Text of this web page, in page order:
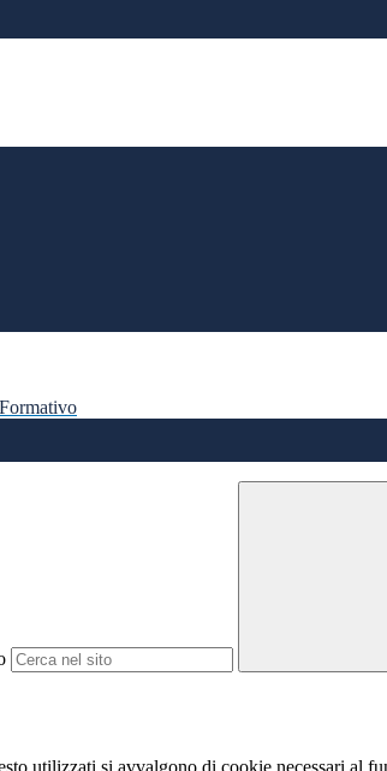
utilizzati si avvalgono di cookie necessari al